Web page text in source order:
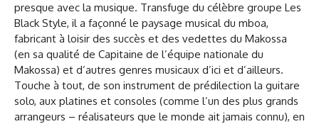
presque avec la musique. Transfuge du célèbre groupe Les
Black Style, il a façonné le paysage musical du mboa,
fabricant à loisir des succès et des vedettes du Makossa
(en sa qualité de Capitaine de l’équipe nationale du
Makossa) et d’autres genres musicaux d’ici et d’ailleurs.
Touche à tout, de son instrument de prédilection la guitare
solo, aux platines et consoles (comme l’un des plus grands
arrangeurs – réalisateurs que le monde ait jamais connu), en